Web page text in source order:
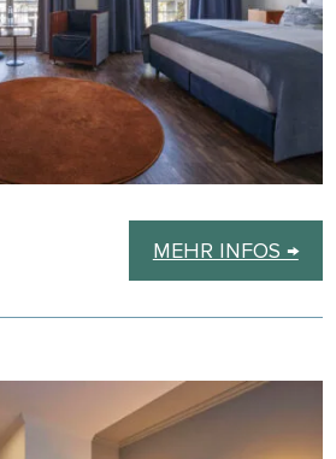
MEHR INFOS →